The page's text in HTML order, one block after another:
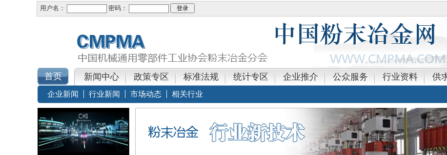
用户名： 密码：
新闻中心 政策专区 标准法规 统计专区 企业推介 公众服务 行业资料 供
企业新闻 行业新闻 市场动态 相关行业